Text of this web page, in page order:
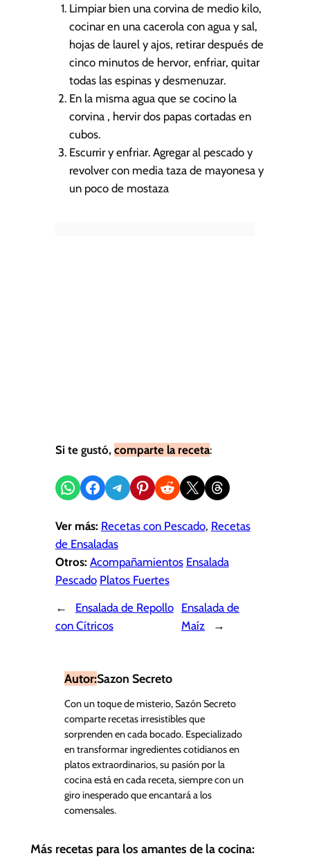
Limpiar bien una corvina de medio kilo,
cocinar en una cacerola con agua y sal,
hojas de laurel y ajos, retirar después de
cinco minutos de hervor, enfriar, quitar
todas las espinas y desmenuzar.
En la misma agua que se cocino la
corvina , hervir dos papas cortadas en
cubos.
Escurrir y enfriar. Agregar al pescado y
revolver con media taza de mayonesa y
un poco de mostaza
Si te gustó, comparte la receta:
Compartir en WhatsApp
Compartir en Facebook
Compartir en Telegram
Compartir en Pinterest
Compartir en Reddit
Compartir en X Share on Threads
Ver más: Recetas con Pescado, Recetas
de Ensaladas
Otros: Acompañamientos Ensalada
Pescado Platos Fuertes
←
Ensalada de Repollo
con Cítricos
Ensalada de
Maíz
→
Autor:Sazon Secreto
Con un toque de misterio, Sazón Secreto
comparte recetas irresistibles que
sorprenden en cada bocado. Especializado
en transformar ingredientes cotidianos en
platos extraordinarios, su pasión por la
cocina está en cada receta, siempre con un
giro inesperado que encantará a los
comensales.
Más recetas para los amantes de la cocina: